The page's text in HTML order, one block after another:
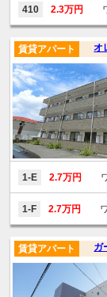
410 2.3万円
オ
賃貸アパート
1-E 2.7万円
1-F 2.7万円
ガ
賃貸アパート